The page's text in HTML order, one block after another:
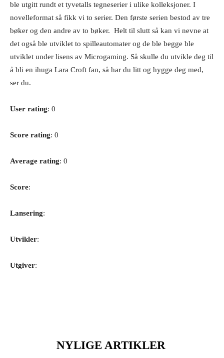
ble utgitt rundt et tyvetalls tegneserier i ulike kolleksjoner. I
novelleformat så fikk vi to serier. Den første serien bestod av tre
bøker og den andre av to bøker. Helt til slutt så kan vi nevne at
det også ble utviklet to spilleautomater og de ble begge ble
utviklet under lisens av Microgaming. Så skulle du utvikle deg til
å bli en ihuga Lara Croft fan, så har du litt og hygge deg med,
ser du.
User rating: 0
Score rating: 0
Average rating: 0
Score:
Lansering:
Utvikler:
Utgiver:
NYLIGE ARTIKLER